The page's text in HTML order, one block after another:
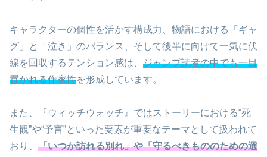
キャラクターの個性を活かす構成力、物語における「ギャ
グ」と「泣き」のバランス、そして後半に向けて一気に伏
線を回収するテンション感は、 ジャンプ読者の中でも一目
置かれる作家性を形成しています。
また、『ウィッチウォッチ』ではストーリーにおける“死
生観”や“予言”といった要素が重要なテーマとして扱われて
おり、 「いつか訪れる別れ」や「守るべきもののための選